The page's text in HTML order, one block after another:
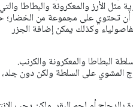
الأرز والمعكرونة والبطاطا والتي
أن تحتوي على مجموعة من
وكذلك يمكن إضافة الجزر
البطاطا والمعكرونة والكرنب.
المشوي على السلطة ولكن دون جلد،